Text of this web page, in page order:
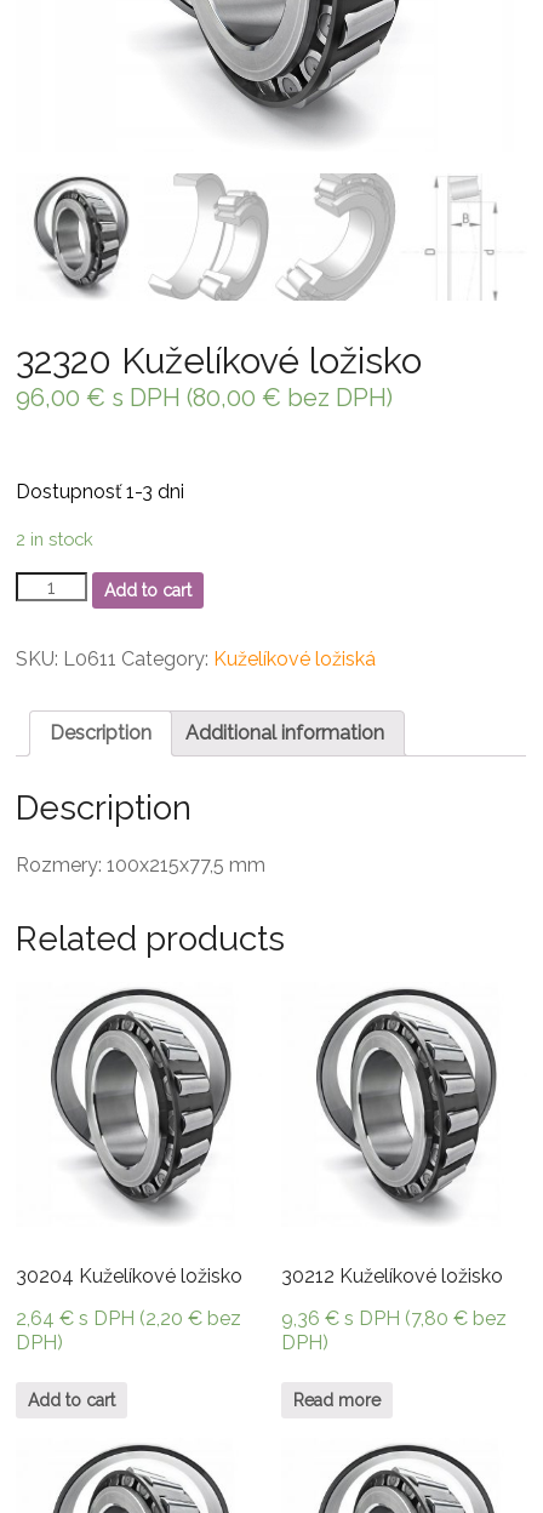
32320 Kuželíkové ložisko
96,00 € s DPH (80,00 € bez DPH)
Dostupnosť 1-3 dni
2 in stock
32320
Kuželíkové
quantity
Add to cart
SKU: L0611 Category: Kuželíkové ložiská
Description Additional information
Description
Rozmery: 100x215x77,5 mm
Related products
30204 Kuželíkové ložisko
2,64€ s DPH (2,20€ bez
DPH)
Add to cart
30212 Kuželíkové ložisko
9,36€ s DPH (7,80€ bez
DPH)
Read more